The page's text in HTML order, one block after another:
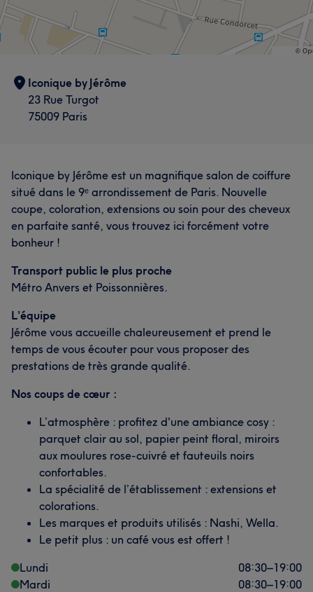
Iconique by Jérôme
23 Rue Turgot
75009 Paris
Iconique by Jérôme est un magnifique salon de coiffure
situé dans le 9ᵉ arrondissement de Paris. Nouvelle
coupe, coloration, extensions ou soin pour des cheveux
en parfaite santé, vous trouvez ici forcément votre
bonheur !
Transport public le plus proche
Métro Anvers et Poissonnières.
L’équipe
Jérôme vous accueille chaleureusement et prend le
temps de vous écouter pour vous proposer des
prestations de très grande qualité.
Nos coups de cœur :
L’atmosphère : profitez d'une ambiance cosy :
parquet clair au sol, papier peint floral, miroirs
aux moulures rose-cuivré et fauteuils noirs
confortables.
La spécialité de l’établissement : extensions et
colorations.
Les marques et produits utilisés : Nashi, Wella.
Le petit plus : un café vous est offert !
Lundi
08:30–19:00
Mardi
08:30–19:00